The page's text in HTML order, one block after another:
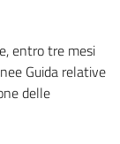
entro tre mesi
Guida relative
delle